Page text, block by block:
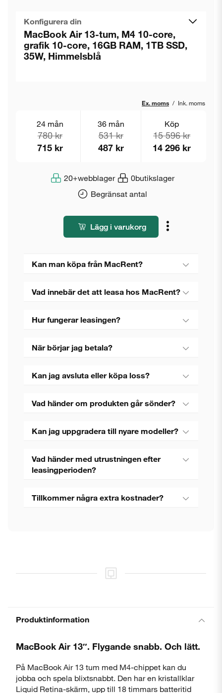
Konfigurera din
MacBook Air 13-tum, M4 10-core,
grafik 10-core, 16GB RAM, 1TB SSD,
35W, Himmelsblå
Ex. moms / Ink. moms
20+webblager 0butikslager
Begränsat antal
24 mån
780 kr
715 kr
36 mån
531 kr
487 kr
Köp
15 596 kr
14 296 kr
Lägg i varukorg
Kan man köpa från MacRent?
Vad innebär det att leasa hos MacRent?
Hur fungerar leasingen?
När börjar jag betala?
Kan jag avsluta eller köpa loss?
Vad händer om produkten går sönder?
Kan jag uppgradera till nyare modeller?
Vad händer med utrustningen efter
leasingperioden?
Tillkommer några extra kostnader?
Produktinformation
MacBook Air 13″. Flygande snabb. Och lätt.
På MacBook Air 13 tum med M4-chippet kan du
jobba och spela blixtsnabbt. Den har en kristallklar
Liquid Retina-skärm, upp till 18 timmars batteritid